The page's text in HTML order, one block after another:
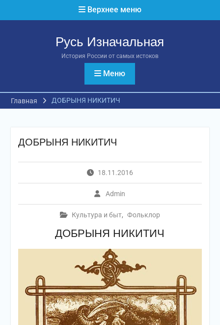
Верхнее меню
Русь Изначальная
История России от самых истоков
Меню
Главная ДОБРЫНЯ НИКИТИЧ
ДОБРЫНЯ НИКИТИЧ
18.11.2016
Admin
Культура и быт, Фольклор
ДОБРЫНЯ НИКИТИЧ